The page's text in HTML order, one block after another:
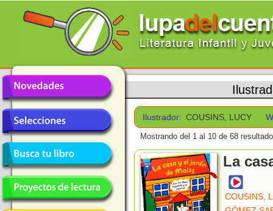
Ilustrador: COUSINS, LUCY
Mostrando del 1 al 10 de 68
La
COUSINS,